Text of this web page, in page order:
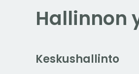
Hallinnon
Keskushallinto